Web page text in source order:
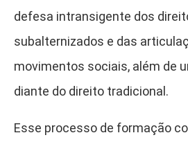
defesa intransigente dos
subalternizados e das
movimentos sociais, além de
diante do direito tradicional.
Esse processo de formação